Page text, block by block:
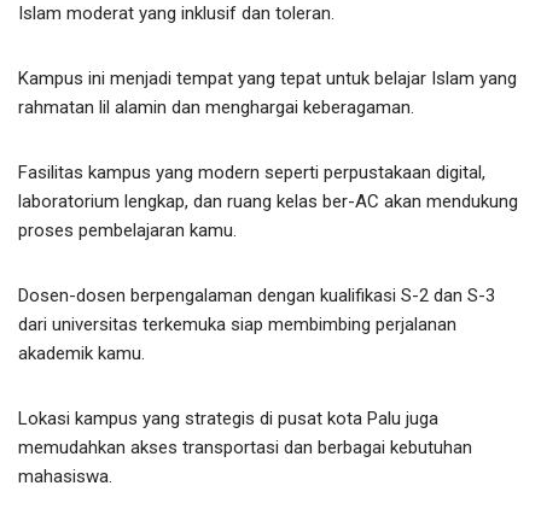
Islam moderat yang inklusif dan toleran.
Kampus ini menjadi tempat yang tepat untuk belajar Islam yang
rahmatan lil alamin dan menghargai keberagaman.
Fasilitas kampus yang modern seperti perpustakaan digital,
laboratorium lengkap, dan ruang kelas ber-AC akan mendukung
proses pembelajaran kamu.
Dosen-dosen berpengalaman dengan kualifikasi S-2 dan S-3
dari universitas terkemuka siap membimbing perjalanan
akademik kamu.
Lokasi kampus yang strategis di pusat kota Palu juga
memudahkan akses transportasi dan berbagai kebutuhan
mahasiswa.